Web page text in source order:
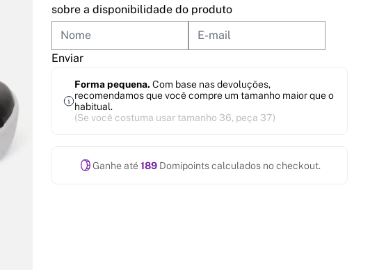
sobre a disponibilidade do produto
Enviar
Forma pequena. Com base nas devoluções,
recomendamos que você compre um tamanho maior que o
habitual.
(Se você costuma usar tamanho 36, peça 37)
Ganhe até 189Domipoints calculados no checkout.